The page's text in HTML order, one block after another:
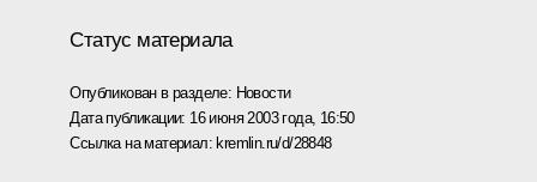
Статус материала
Опубликован в разделе: Новости
Дата публикации: 16 июня 2003 года, 16:50
Ссылка на материал:kremlin.ru/d/28848